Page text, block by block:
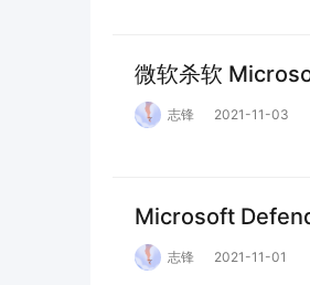
微软杀软
志锋 2021-11-03
Microsoft
志锋 2021-11-01